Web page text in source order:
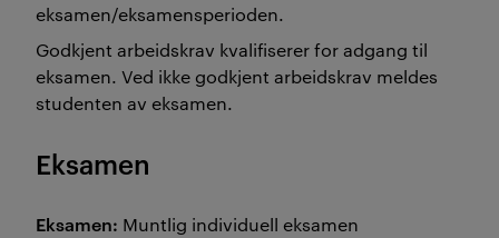
eksamen/eksamensperioden.
Godkjent arbeidskrav kvalifiserer for adgang til
eksamen. Ved ikke godkjent arbeidskrav meldes
studenten av eksamen.
Eksamen
Eksamen: Muntlig individuell eksamen